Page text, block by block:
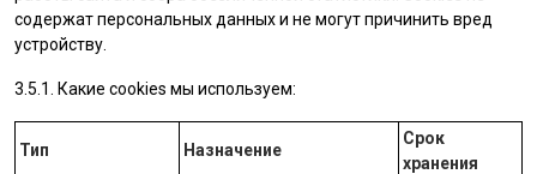
содержат персональных данных и не могут причинить вред
устройству.
3.5.1. Какие cookies мы используем:
Тип Назначение
Срок
хранения